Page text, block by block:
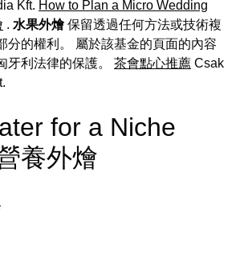
Kft. How to Plan a Micro Wedding
. 水果外燴保留透過任何方法或技術複
分的權利。 屬於該基金的頁面的內容
牙利法律的保護。 茶會點心推薦 Csak
for a Niche
養外燴